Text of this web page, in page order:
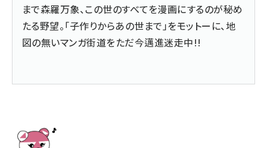
まで森羅万象、この世のすべてを漫画にするのが秘め
たる野望。「子作りからあの世まで」をモットーに、地
図の無いマンガ街道をただ今邁進迷走中!!